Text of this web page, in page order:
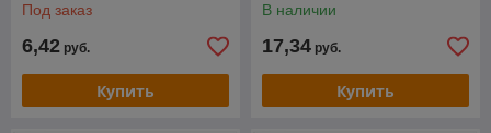
Под заказ
6,42 руб.
Купить
В наличии
17,34 руб.
Купить